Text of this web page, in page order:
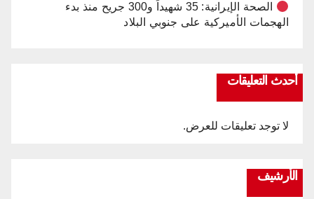
الصحة الإيرانية: 35 شهيداً و300 جريح منذ بدء
الهجمات الأميركية على جنوبي البلاد
أحدث التعليقات
لا توجد تعليقات للعرض.
الأرشيف